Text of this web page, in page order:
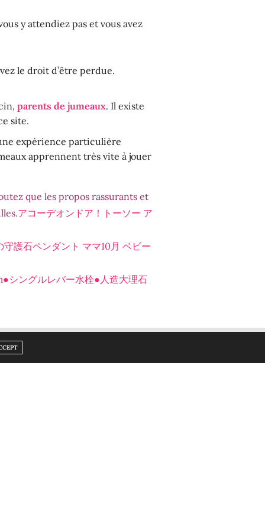
y attendiez pas et vous avez
le droit d’être perdue.
parents de jumeaux. Il existe
site.
expérience particulière
apprennent très vite à jouer
que les propos rassurants et
アコーデオンドア！トーソー ア
護石ペンダント ママ10月 ベビー
シングルレバー水栓●人造大理石
ト ステンレス製
ンド財布 ラウンドジップ 114076